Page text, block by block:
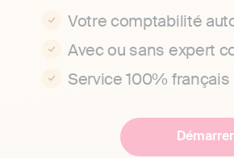
Votre comptabilité
Avec ou sans expert
Service 100% français
Démarrer